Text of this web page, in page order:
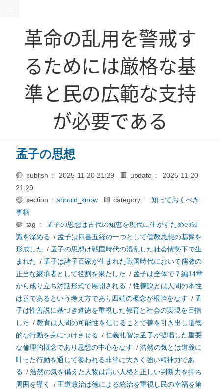
革命の乱用を警戒す
るためには厳格な基
準と民の広範な支持
が必要である
孟子の思想
🔴 publish : 2025-11-20 21:29 🟥 update :
2025-11-20
21:29
🟡 section : should_know 🟨 category :
知っておくべき
事柄
🟢 tag :
孟子の思想は古代の知恵を現代に生かすための知
識を深める / 孟子は四書五経の一つとして儒教思想の基盤を
形成した / 孟子の思想は戦国時代の混乱した社会情勢下で生
まれた / 孟子は諸子百家が生まれた戦国時代において儒教の
正当な継承者として役割を果たした / 孟子は全体で７編14章
から成り立ち対話形式で展開される /性善説とは人間の本性
は善であるという考え方であり四端の概念が根幹をなす / 孟
子は性善説に基づき道徳を重視した教育と社会の実現を目指
した / 教育は人間の可能性を信じることで善を引き出し道徳
的な行動を身につけさせる / 仁義礼智は孟子が提唱した重要
な倫理的概念であり思想の中心をなす / 浩然の気とは道義に
叶った行動を通じて養われる非常に大きく強い精神力であ
る / 浩然の気を備えた人物は高い人格と正しい判断力を持ち
周囲を導く
/ 王道政治は徳による統治を重視し民の幸福を第